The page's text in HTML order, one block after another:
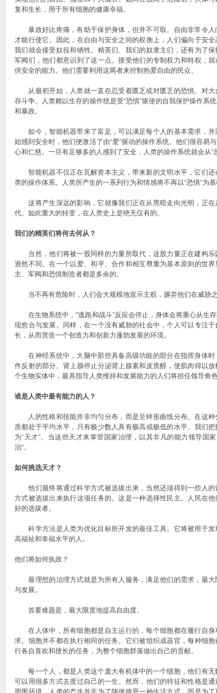
复和生长，用于所有细胞的健康幸福。
暴政好比疼痛，有助于保护身体，但并不可取。自由非常令人
才能行使它。因此，在自由与安全之间的权衡上，人们偏向于安
我们就会接受奴役和牺牲。精英们、我们的奴隶主们，还有为了
军阀们，他们都意识到了这一点。接受他们的专制权力和特权，
供安全的能力。他们需要利用这两者来控制热爱自由的民众。
从最初开始，人类就一直在忍受着匮乏或对匮乏的恐惧。对大
存斗争。人类赖以生存的操作统是受“恐惧”驱使的自我保护操作系
和暴政。
如今，智能机器带来了富足，可以满足每个人的基本需求，并
始感到安全时，他们便激活了由“爱”驱动的操作系统。他们很容易
心和仁慈。一旦有足够多的人感到了安全，人类的操作系统就会从“
智能机器不仅正在瓦解资本主义，带来新的文明水平，它们还
类的操作体系。人类所产生的一系列行为和情感将不再以“恐惧”为
这将产生深远的影响，它就像我们正在从黑暗走向光明，正在
代。如此重大的转变，在人类史上是绝无仅有的。
我们的精英们将何去何从？
当然，他们将被一股同样的力量所取代，这股力量正在建构乐
迥然不同。在一个以爱、和平、合作和相互尊重为基本原则的世
主、军阀和恐惧制造者都是多余的。
当不再有危险时，人们会大规模地宣示主权，摒弃他们在威胁
在生物系统中，"逃跑和战斗”反应会停止，身体会将重心从生
现愈合与发展。同样，在一个没有威胁的社会中，个人可以专注
长，从而营造一个创造力和创新力蓬勃发展的环境。
在神经系统中，大脑中那些具备高级功能的部分在指挥身体时
件反射的部分。肾上腺停止分泌肾上腺素和皮质醇，使肌肉得以
个生物实体中，最具指导人类维持和发展能力的人们将担任领导角
谁是人类中最有能力的人？
人的性格和技能并非均匀分布，而是呈钟形曲线分布。在这种
质都处于平均水平，只有极少数人具有极高或极低的水平。我们
为“天才”。当这些天才来掌管国家治理，以其非凡的能力领导国
治"。
如何挑选天才？
他们最终将通过科学方式被选拔出来，当然还须得到一些人的
方式被选拔出来执行这项任务的。这是一种选择性民主。人民在
好的选拔者。
科学方法是人类为优化目标所开发的最佳工具。它将被用于发
高福祉和幸福水平的人。
他们将如何执政？
最理想的治理方式就是为所有人服务，满足他们的需求，最大
与发展。
首要难题是，最大限度地提高自由度。
在人体中，所有细胞都是自主运行的，每个细胞都在履行自身
求。细胞并不都在执行相同的任务。它们被组织成器官，每种细
行各自喜欢和擅长的任务，为整个细胞群落做出自己的贡献。
每一个人，都是人类这个庞大有机体中的一个细胞，他们有无
可以用很多方式去度过自己的一生。然而，他们的特征和性格是